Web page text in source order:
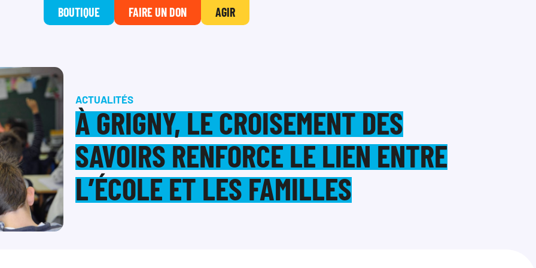
BOUTIQUE FAIRE UN DON AGIR
ACTUALITÉS
À GRIGNY, LE CROISEMENT DES
SAVOIRS RENFORCE LE LIEN ENTRE
L’ÉCOLE ET LES FAMILLES